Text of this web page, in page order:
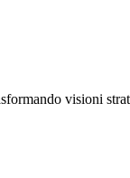
visioni